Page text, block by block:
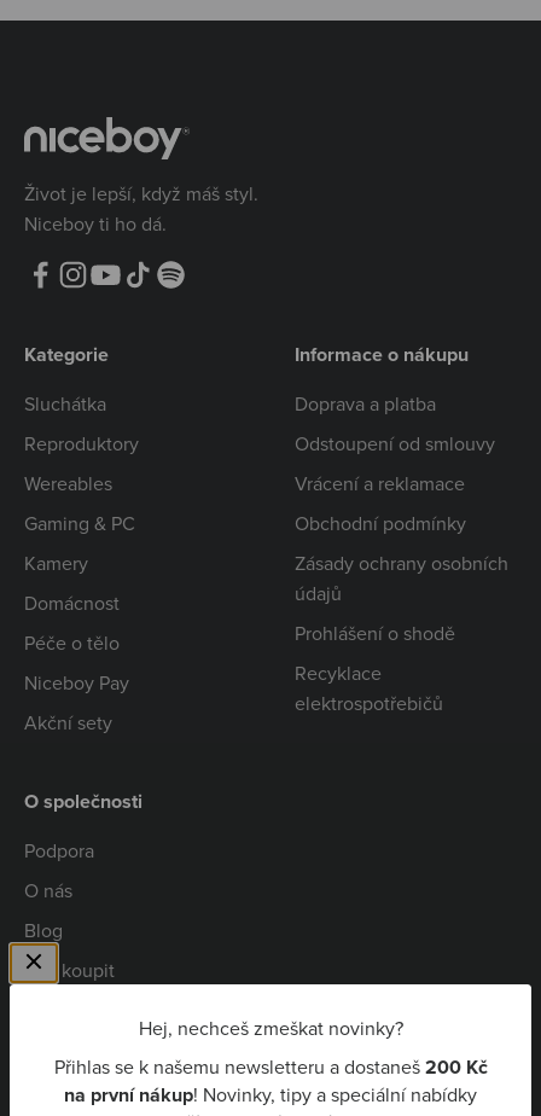
Hej, nechceš zmeškat novinky?
Přihlas se k našemu newsletteru a dostaneš200 Kč
na první nákup! Novinky, tipy a speciální nabídky
Život je lepší, když máš styl.
Niceboy ti ho dá.
Kategorie
Sluchátka
Reproduktory
Wereables
Gaming & PC
Kamery
Domácnost
Péče o tělo
Niceboy Pay
Akční sety
Informace o nákupu
Doprava a platba
Odstoupení od smlouvy
Vrácení a reklamace
Obchodní podmínky
Zásady ochrany osobních
údajů
Prohlášení o shodě
Recyklace
elektrospotřebičů
O společnosti
Podpora
O nás
Blog
Kde koupit
Niceboy Pay